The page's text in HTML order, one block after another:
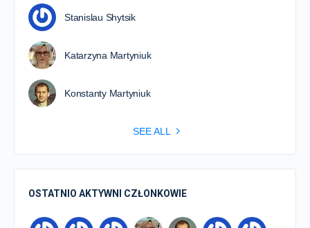
Stanislau Shytsik
Katarzyna Martyniuk
Konstanty Martyniuk
SEE ALL
OSTATNIO AKTYWNI CZŁONKOWIE